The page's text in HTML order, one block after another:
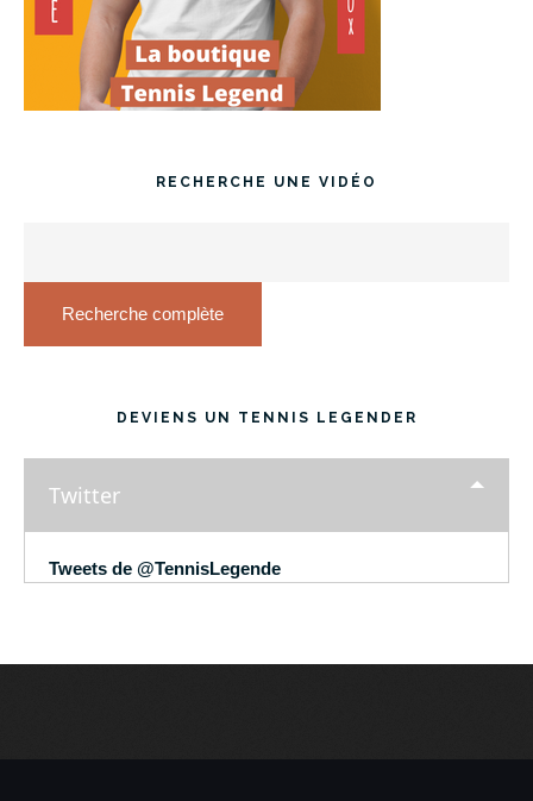
RECHERCHE UNE VIDÉO
Recherche complète
DEVIENS UN TENNIS LEGENDER
Twitter
Tweets de @TennisLegende